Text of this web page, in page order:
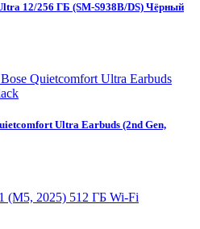
12/256 ГБ (SM-S938B/DS) Чёрный
Ultra Earbuds (2nd Gen,